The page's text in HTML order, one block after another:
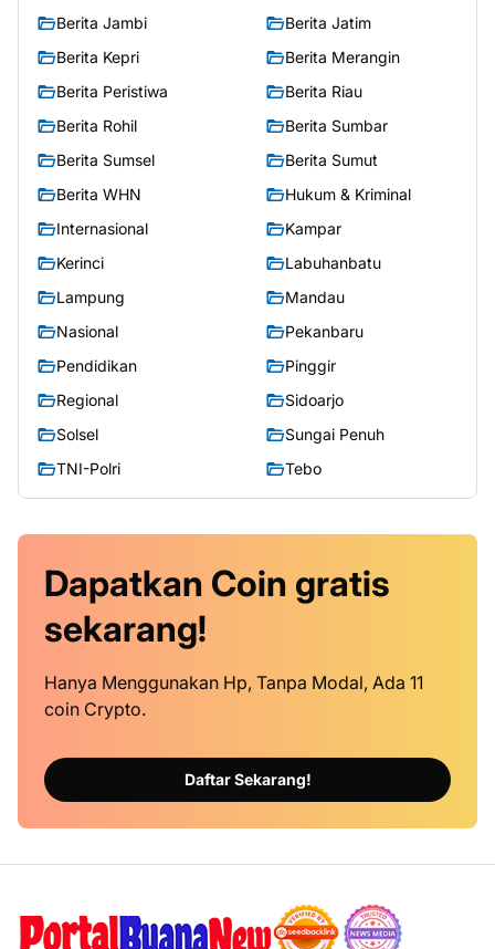
Berita Jambi
Berita Jatim
Berita Kepri
Berita Merangin
Berita Peristiwa
Berita Riau
Berita Rohil
Berita Sumbar
Berita Sumsel
Berita Sumut
Berita WHN
Hukum & Kriminal
Internasional
Kampar
Kerinci
Labuhanbatu
Lampung
Mandau
Nasional
Pekanbaru
Pendidikan
Pinggir
Regional
Sidoarjo
Solsel
Sungai Penuh
TNI-Polri
Tebo
Dapatkan Coin gratis
sekarang!
Hanya Menggunakan Hp, Tanpa Modal, Ada 11
coin Crypto.
Daftar Sekarang!